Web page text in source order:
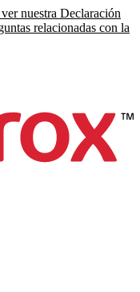
nuestra Declaración
relacionadas con la